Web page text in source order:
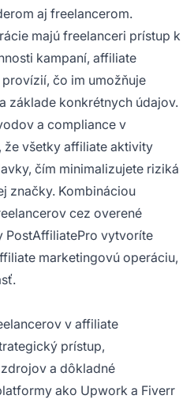
aj freelancerom.
majú freelanceri prístup k
kampaní, affiliate
čo im umožňuje
základe konkrétnych údajov.
a compliance v
že všetky affiliate aktivity
čím minimalizujete riziká
značky. Kombináciou
cez overené
PostAffiliatePro vytvoríte
marketingovú operáciu,
v affiliate
prístup,
a dôkladné
ako Upwork a Fiverr